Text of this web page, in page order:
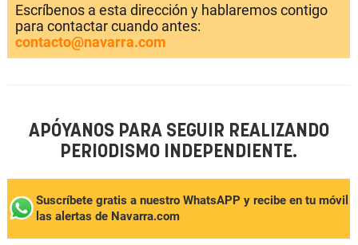
Escríbenos a esta dirección y hablaremos contigo
para contactar cuando antes:
contacto@navarra.com
APÓYANOS PARA SEGUIR REALIZANDO
PERIODISMO INDEPENDIENTE.
Suscríbete gratis a nuestro WhatsAPP y recibe en tu móvil
las alertas de Navarra.com